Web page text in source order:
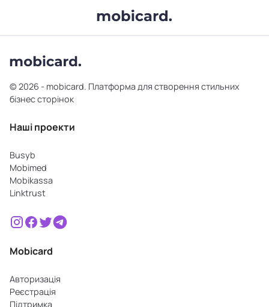
© 2026 - mobicard. Платформа для створення стильних
бізнес сторінок
Наші проекти
Busyb
Mobimed
Mobikassa
Linktrust
Mobicard
Авторизація
Реєстрація
Підтримка